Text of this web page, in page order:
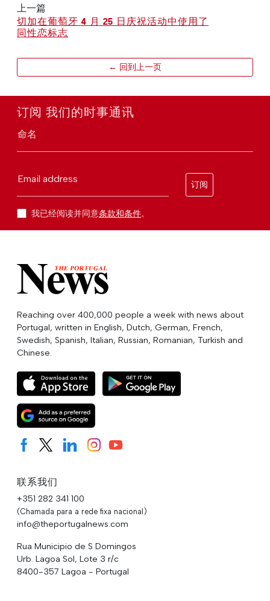
上一篇
切加在葡萄牙 4 月 25 日庆祝活动中使用了
同性恋标志
← 回到上一页
订阅 我们的时事通讯
命名
Email address
订阅
我已经阅读并同意条款和条件。
Reaching over 400,000 people a week with news about
Portugal, written in English, Dutch, German, French,
Swedish, Spanish, Italian, Russian, Romanian, Turkish and
Chinese.
联系我们
+351 282 341 100
(Chamada para a rede fixa nacional)
info@theportugalnews.com
Rua Municipio de S Domingos
Urb. Lagoa Sol, Lote 3 r/c
8400-357 Lagoa - Portugal